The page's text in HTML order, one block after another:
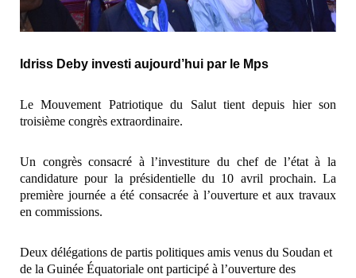
Idriss Deby investi aujourd’hui par le Mps
Le Mouvement Patriotique du Salut tient depuis hier son
troisième congrès extraordinaire.
Un congrès consacré à l’investiture du chef de l’état à la
candidature pour la présidentielle du 10 avril prochain. La
première journée a été consacrée à l’ouverture et aux travaux
en commissions.
Deux délégations de partis politiques amis venus du Soudan et
de la Guinée Équatoriale ont participé à l’ouverture des